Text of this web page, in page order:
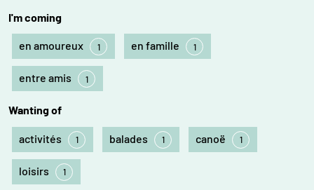
I'm coming
en amoureux 1 en famille 1
entre amis 1
Wanting of
activités 1 balades 1 canoë 1
loisirs 1